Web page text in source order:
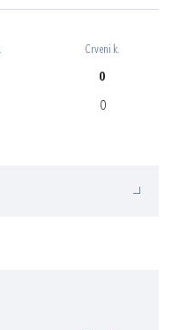
Crveni k.
0
0